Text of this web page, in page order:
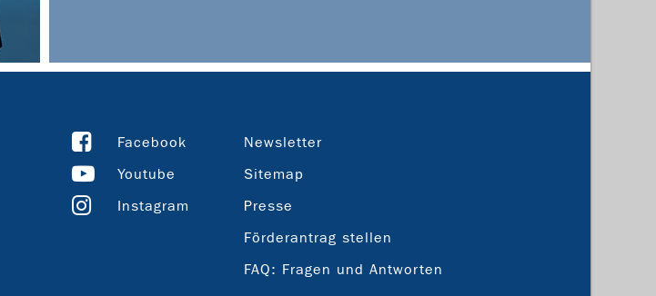
Facebook
Youtube
Instagram
Newsletter
Sitemap
Presse
Förderantrag stellen
FAQ: Fragen und Antworten